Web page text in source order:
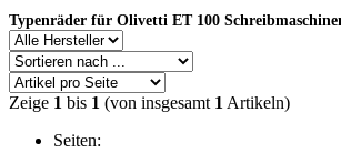
Typenräder für Olivetti ET 100
Zeige 1 bis 1 (von insgesamt 1 Artikeln)
Seiten: